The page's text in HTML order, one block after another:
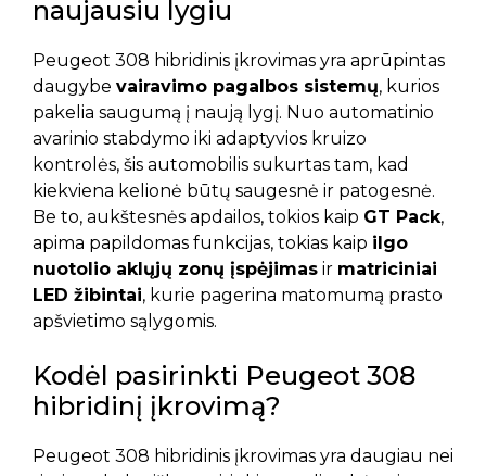
naujausiu lygiu
Peugeot 308 hibridinis įkrovimas yra aprūpintas
daugybe vairavimo pagalbos sistemų, kurios
pakelia saugumą į naują lygį. Nuo automatinio
avarinio stabdymo iki adaptyvios kruizo
kontrolės, šis automobilis sukurtas tam, kad
kiekviena kelionė būtų saugesnė ir patogesnė.
Be to, aukštesnės apdailos, tokios kaip GT Pack,
apima papildomas funkcijas, tokias kaip ilgo
nuotolio aklųjų zonų įspėjimas ir matriciniai
LED žibintai, kurie pagerina matomumą prasto
apšvietimo sąlygomis.
Kodėl pasirinkti Peugeot 308
hibridinį įkrovimą?
Peugeot 308 hibridinis įkrovimas yra daugiau nei